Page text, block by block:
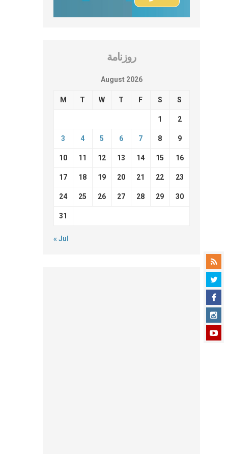
روزنامة
August 2026
M T W T F S S
1 2
3 4 5 6 7 8 9
10 11 12 13 14 15 16
17 18 19 20 21 22 23
24 25 26 27 28 29 30
31
« Jul